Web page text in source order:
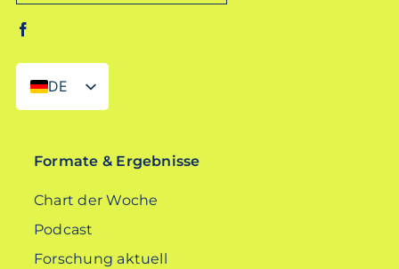
DE
EN
Formate & Ergebnisse
Chart der Woche
Podcast
Forschung aktuell